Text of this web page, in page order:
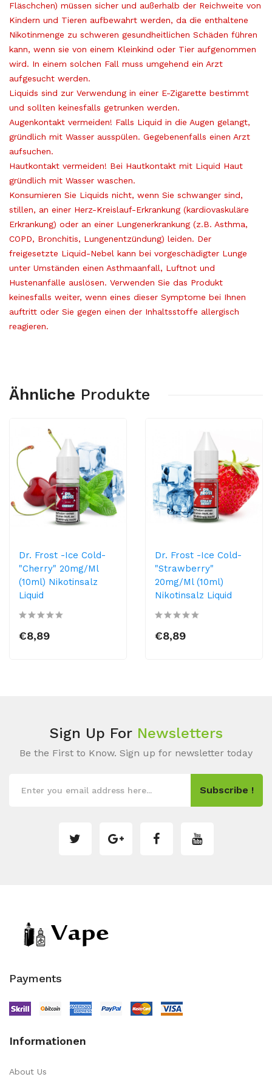
Fläschchen) müssen sicher und außerhalb der Reichweite von
Kindern und Tieren aufbewahrt werden, da die enthaltene
Nikotinmenge zu schweren gesundheitlichen Schäden führen
kann, wenn sie von einem Kleinkind oder Tier aufgenommen
wird. In einem solchen Fall muss umgehend ein Arzt
aufgesucht werden.
Liquids sind zur Verwendung in einer E-Zigarette bestimmt
und sollten keinesfalls getrunken werden.
Augenkontakt vermeiden! Falls Liquid in die Augen gelangt,
gründlich mit Wasser ausspülen. Gegebenenfalls einen Arzt
aufsuchen.
Hautkontakt vermeiden! Bei Hautkontakt mit Liquid Haut
gründlich mit Wasser waschen.
Konsumieren Sie Liquids nicht, wenn Sie schwanger sind,
stillen, an einer Herz-Kreislauf-Erkrankung (kardiovaskuläre
Erkrankung) oder an einer Lungenerkrankung (z.B. Asthma,
COPD, Bronchitis, Lungenentzündung) leiden. Der
freigesetzte Liquid-Nebel kann bei vorgeschädigter Lunge
unter Umständen einen Asthmaanfall, Luftnot und
Hustenanfälle auslösen. Verwenden Sie das Produkt
keinesfalls weiter, wenn eines dieser Symptome bei Ihnen
auftritt oder Sie gegen einen der Inhaltsstoffe allergisch
reagieren.
Ähnliche Produkte
Dr. Frost -Ice Cold-
"Cherry" 20mg/ml
(10ml) Nikotinsalz
Liquid
€8,89
Dr. Frost -Ice Cold-
"Strawberry"
20mg/ml (10ml)
Nikotinsalz Liquid
€8,89
Sign Up For Newsletters
Be the First to Know. Sign up for newsletter today
Subscribe !
Payments
Informationen
About Us